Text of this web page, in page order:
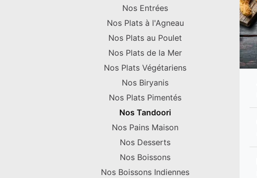
Nos Entrées
Nos Plats à l'Agneau
Nos Plats au Poulet
Nos Plats de la Mer
Nos Plats Végétariens
Nos Biryanis
Nos Plats Pimentés
Nos Tandoori
Nos Pains Maison
Nos Desserts
Nos Boissons
Nos Boissons Indiennes